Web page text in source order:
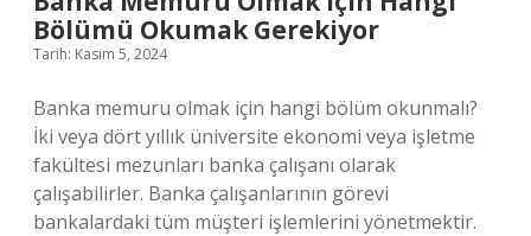
Bölümü Okumak Gerekiyor
Tarih: Kasım 5, 2024
Banka memuru olmak için hangi bölüm okunmalı?
İki veya dört yıllık üniversite ekonomi veya işletme
fakültesi mezunları banka çalışanı olarak
çalışabilirler. Banka çalışanlarının görevi
bankalardaki tüm müşteri işlemlerini yönetmektir.